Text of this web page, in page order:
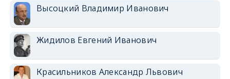
Высоцкий Владимир Иванович
Жидилов Евгений Иванович
Красильников Александр Львович